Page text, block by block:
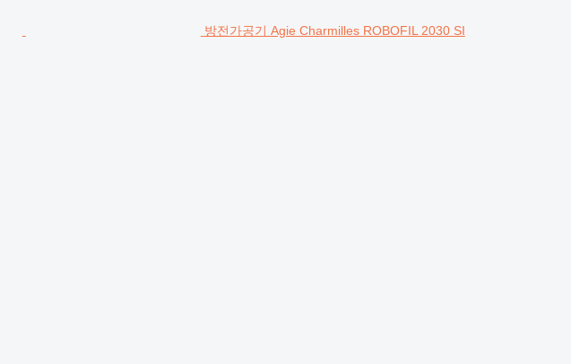
방전가공기 Agie Charmilles ROBOFIL 2030 SI